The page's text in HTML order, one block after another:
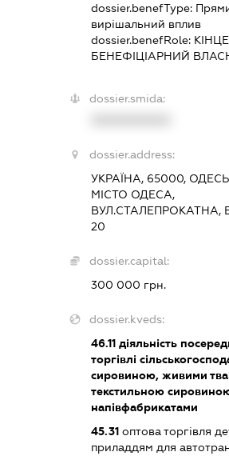
dossier.benefType:
вирішальний вплив
dossier.benefRole:
БЕНЕФІЦІАРНИЙ
dossier.smida:
dossier.address:
УКРАЇНА, 65000,
МІСТО ОДЕСА,
ВУЛ.СТАЛЕПРОКАТНА,
20
dossier.capital:
300 000 грн.
dossier.kveds:
46.11діяльність
торгівлі
сировиною, живими
текстильною
напівфабрикатами
45.31оптова торгівля
приладдям для